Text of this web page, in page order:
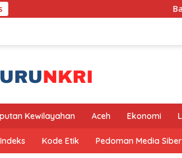
Bangkit dari Puing
Kewilayahan Aceh Ekonomi
Indeks Kode Etik Pedoman Media Siber